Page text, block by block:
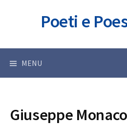
Poeti e
MENU
Giuseppe Monaco